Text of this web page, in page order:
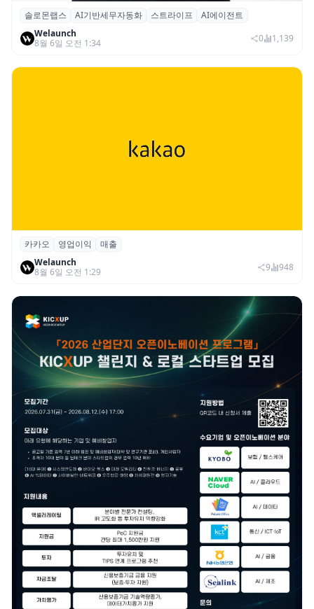
솔로몬랩스, 스트라이프 출신 이창헌 영입…
절세 전략 AI 에이전트 개발 본격화
솔로몬랩스 AI기반세무자동화 스트라이프
AI에이전트
Welaunch
8월 6일 오전 1:34
0 1,139
카카오, 2026년 2분기 매출 2조985억·영업
이익 2770억…역대 분기 최대
카카오 영업이익
매출
Welaunch
8월 6일 오전 1:29
9 948